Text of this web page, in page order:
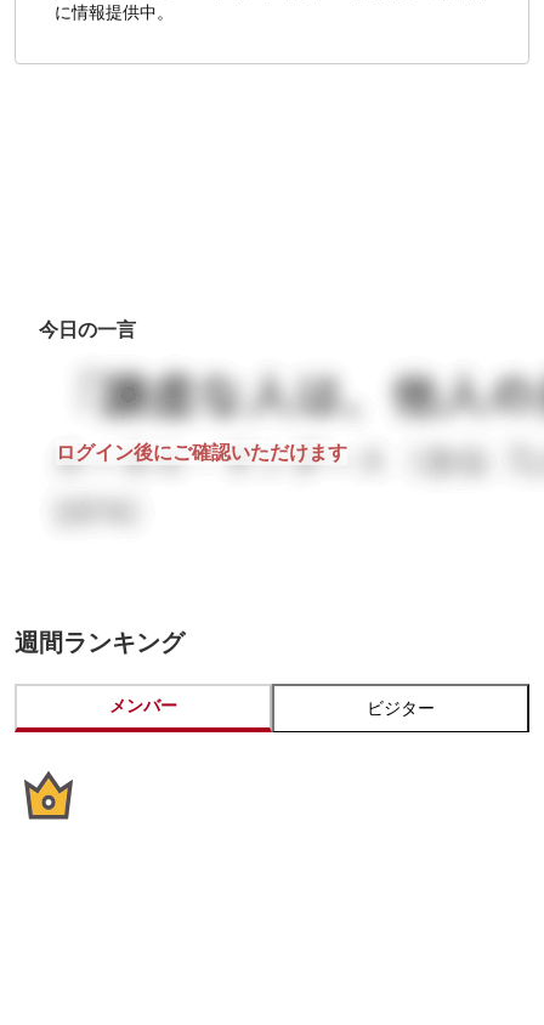
に情報提供中。
今日の一言
ログイン後にご確認いただけます
週間ランキング
メンバー ビジター